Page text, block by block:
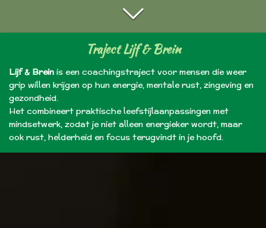
Traject Lijf & Brein
Lijf & Brein is een coachingstraject voor mensen die weer
grip willen krijgen op hun energie, mentale rust, zingeving en
gezondheid.
Het combineert praktische leefstijlaanpassingen met
mindsetwerk, zodat je niet alleen energieker wordt, maar
ook rust, helderheid en focus terugvindt in je hoofd.